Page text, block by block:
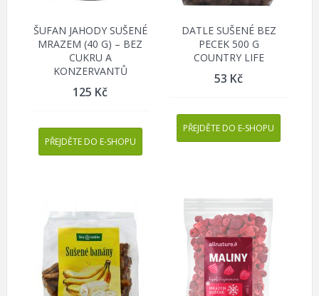
ŠUFAN JAHODY SUŠENÉ
MRAZEM (40 G) – BEZ
CUKRU A
KONZERVANTŮ
125 Kč
PŘEJDĚTE DO E-SHOPU
DATLE SUŠENÉ BEZ
PECEK 500 G
COUNTRY LIFE
53 Kč
PŘEJDĚTE DO E-SHOPU